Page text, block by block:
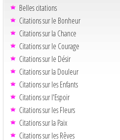
Belles citations
Citations sur le Bonheur
Citations sur la Chance
Citations sur le Courage
Citations sur le Désir
Citations sur la Douleur
Citations sur les Enfants
Citations sur l'Espoir
Citations sur les Fleurs
Citations sur la Paix
Citations sur les Rêves